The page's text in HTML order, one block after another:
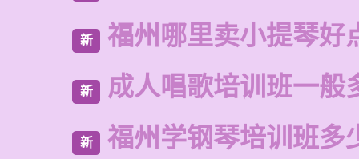
新 福州哪里卖小提琴好
新 成人唱歌培训班一般
新 福州学钢琴培训班多